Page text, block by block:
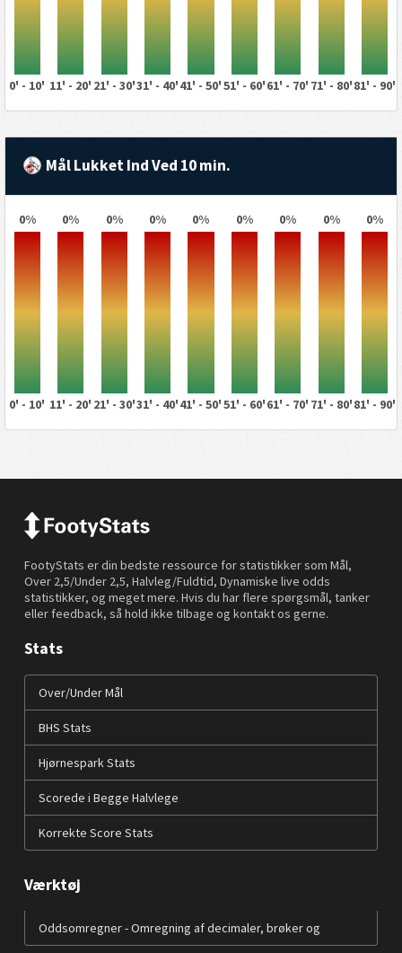
0' - 10' 11' - 20' 21' - 30'31' - 40'41' - 50'51' - 60'61' - 70' 71' - 80'81' - 90'
Mål Lukket Ind Ved 10 min.
0% 0% 0% 0% 0% 0% 0% 0% 0%
0' - 10' 11' - 20' 21' - 30'31' - 40'41' - 50'51' - 60'61' - 70' 71' - 80'81' - 90'
FootyStats er din bedste ressource for statistikker som Mål,
Over 2,5/Under 2,5, Halvleg/Fuldtid, Dynamiske live odds
statistikker, og meget mere. Hvis du har flere spørgsmål, tanker
eller feedback, så hold ikke tilbage og kontakt os gerne.
Stats
Over/Under Mål
BHS Stats
Hjørnespark Stats
Scorede i Begge Halvlege
Korrekte Score Stats
Værktøj
Oddsomregner - Omregning af decimaler, brøker og